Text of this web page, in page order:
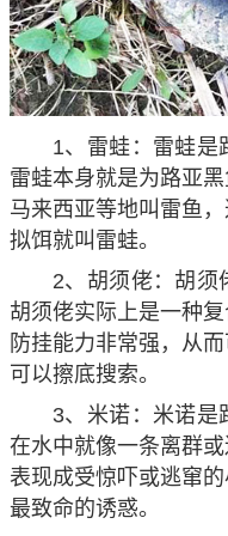
1、雷蛙：雷蛙是
雷蛙本身就是为路亚
马来西亚等地叫雷鱼
拟饵就叫雷蛙。
2、胡须佬：胡须
胡须佬实际上是一种
防挂能力非常强，从
可以擦底搜索。
3、米诺：米诺是
在水中就像一条离群
表现成受惊吓或逃窜
最致命的诱惑。